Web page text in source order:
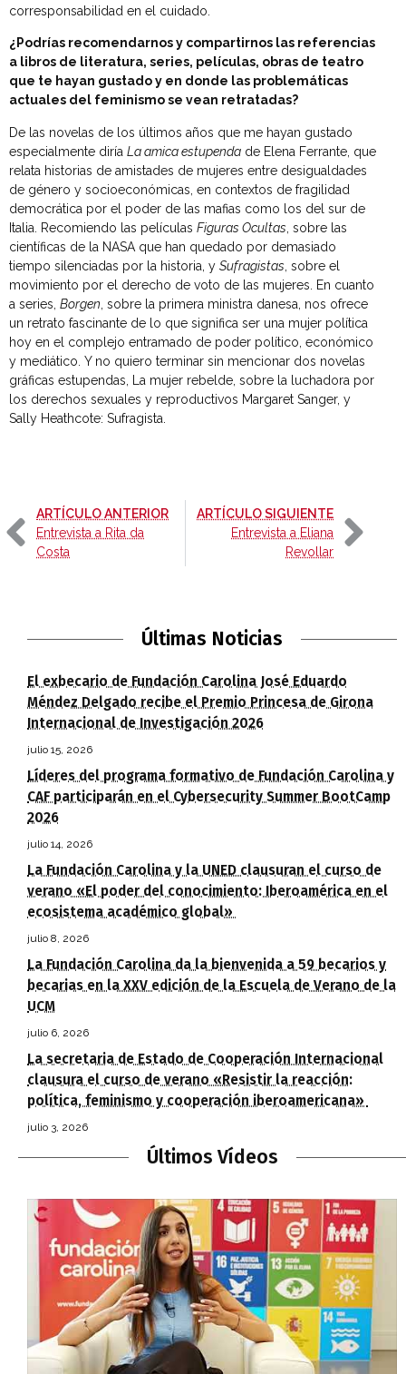
corresponsabilidad en el cuidado.
¿Podrías recomendarnos y compartirnos las referencias
a libros de literatura, series, películas, obras de teatro
que te hayan gustado y en donde las problemáticas
actuales del feminismo se vean retratadas?
De las novelas de los últimos años que me hayan gustado
especialmente diría La amica estupenda de Elena Ferrante, que
relata historias de amistades de mujeres entre desigualdades
de género y socioeconómicas, en contextos de fragilidad
democrática por el poder de las mafias como los del sur de
Italia. Recomiendo las películas Figuras Ocultas , sobre las
científicas de la NASA que han quedado por demasiado
tiempo silenciadas por la historia, y Sufragistas , sobre el
movimiento por el derecho de voto de las mujeres. En cuanto
a series, Borgen , sobre la primera ministra danesa, nos ofrece
un retrato fascinante de lo que significa ser una mujer política
hoy en el complejo entramado de poder político, económico
y mediático. Y no quiero terminar sin mencionar dos novelas
gráficas estupendas, La mujer rebelde, sobre la luchadora por
los derechos sexuales y reproductivos Margaret Sanger, y
Sally Heathcote: Sufragista.
ARTÍCULO ANTERIOR-
Entrevista a Rita da
Costa
ARTÍCULO SIGUIENTE-
Entrevista a Eliana
Revollar
Últimas Noticias
El exbecario de Fundación Carolina José Eduardo
Méndez Delgado recibe el Premio Princesa de Girona
Internacional de Investigación 2026
julio 15, 2026
Líderes del programa formativo de Fundación Carolina y
CAF participarán en el Cybersecurity Summer BootCamp
2026
julio 14, 2026
La Fundación Carolina y la UNED clausuran el curso de
verano «El poder del conocimiento: Iberoamérica en el
ecosistema académico global»
julio 8, 2026
La Fundación Carolina da la bienvenida a 59 becarios y
becarias en la XXV edición de la Escuela de Verano de la
UCM
julio 6, 2026
La secretaria de Estado de Cooperación Internacional
clausura el curso de verano «Resistir la reacción:
política, feminismo y cooperación iberoamericana»
julio 3, 2026
Últimos Vídeos